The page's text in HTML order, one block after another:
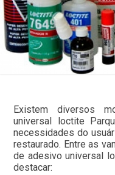
Existem diversos
universal loctite
necessidades do
restaurado. Entre as
de adesivo universal
destacar: